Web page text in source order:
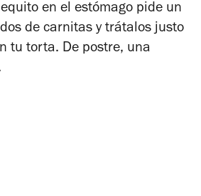
en el estómago pide un
de carnitas y trátalos justo
tu torta. De postre, una